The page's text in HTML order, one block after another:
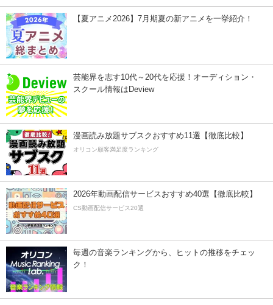
【夏アニメ2026】7月期夏の新アニメを一挙紹介！
芸能界を志す10代～20代を応援！オーディション・
スクール情報はDeview
漫画読み放題サブスクおすすめ11選【徹底比較】
オリコン顧客満足度ランキング
2026年動画配信サービスおすすめ40選【徹底比較】
CS動画配信サービス20選
毎週の音楽ランキングから、ヒットの推移をチェッ
ク！